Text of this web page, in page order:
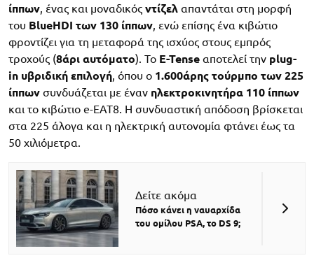
ίππων, ένας και μοναδικός ντίζελ απαντάται στη μορφή
του BlueHDI των 130 ίππων, ενώ επίσης ένα κιβώτιο
φροντίζει για τη μεταφορά της ισχύος στους εμπρός
τροχούς (8άρι αυτόματο). Το E-Tense αποτελεί την plug-
in υβριδική επιλογή, όπου ο 1.600άρης τούρμπο των 225
ίππων συνδυάζεται με έναν ηλεκτροκινητήρα 110 ίππων
και το κιβώτιο e-EAT8. Η συνδυαστική απόδοση βρίσκεται
στα 225 άλογα και η ηλεκτρική αυτονομία φτάνει έως τα
50 χιλιόμετρα.
Δείτε ακόμα
Πόσο κάνει η ναυαρχίδα
του ομίλου PSA, το DS 9;